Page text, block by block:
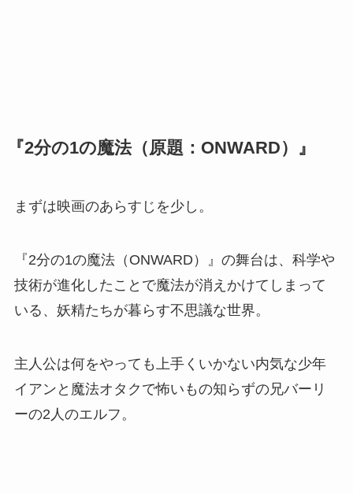
『2分の1の魔法（原題：ONWARD）』
まずは映画のあらすじを少し。
『2分の1の魔法（ONWARD）』の舞台は、科学や
技術が進化したことで魔法が消えかけてしまって
いる、妖精たちが暮らす不思議な世界。
主人公は何をやっても上手くいかない内気な少年
イアンと魔法オタクで怖いもの知らずの兄バーリ
ーの2人のエルフ。